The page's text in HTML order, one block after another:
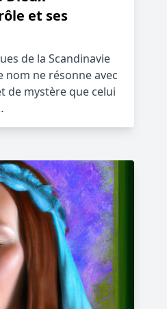
et ses
de la Scandinavie
nom ne résonne avec
de mystère que celui